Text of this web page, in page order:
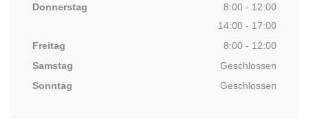
Donnerstag
8:00 - 12:00
14:00 - 17:00
Freitag
8:00 - 12:00
Samstag
Geschlossen
Sonntag
Geschlossen